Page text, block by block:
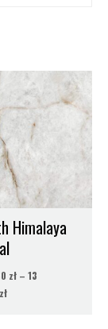
Himalaya
zł – 13
zł
Zakres
4
575,60 zł
do
13
552,14 zł